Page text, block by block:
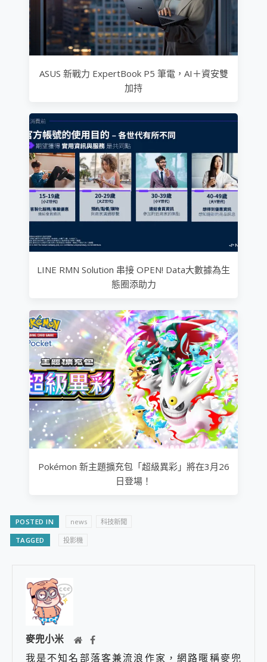
ASUS 新戰力 ExpertBook P5 筆電，AI＋資安雙
加持
LINE RMN Solution 串接 OPEN! Data大數據為生
態圈添助力
Pokémon 新主題擴充包「超級異彩」將在3月26
日登場！
POSTED IN news 科技新聞
TAGGED 投影機
麥兜小米
我是不知名部落客兼流浪作家，網路暱稱麥兜